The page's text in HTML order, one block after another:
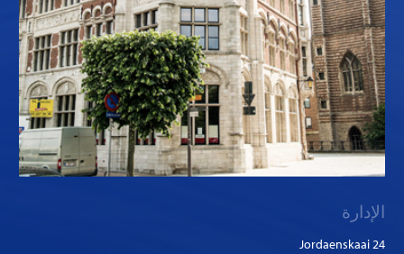
الإدارة
Jordaenskaai 24